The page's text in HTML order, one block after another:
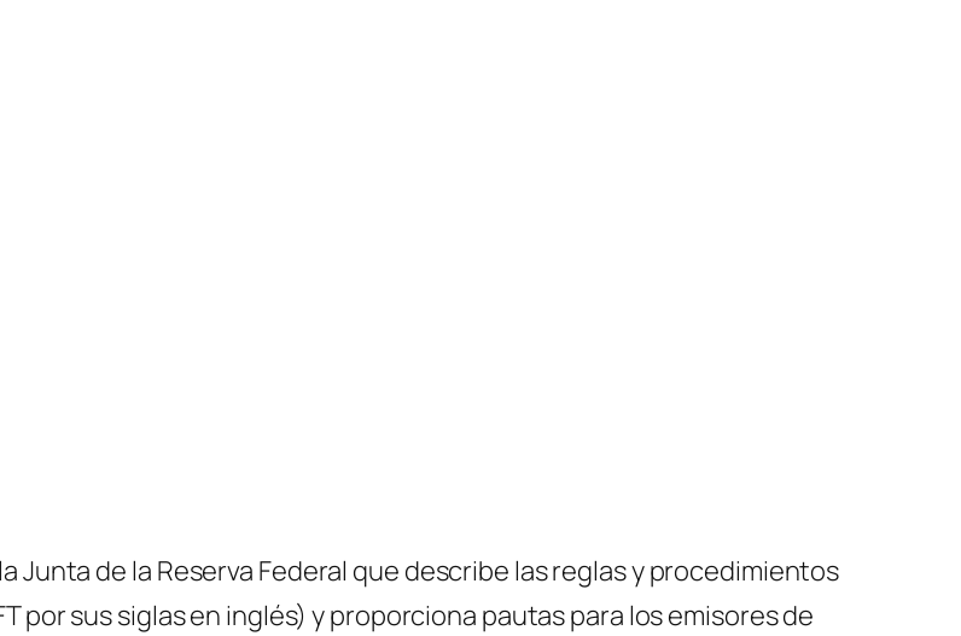
Junta de la Reserva Federal que describe las reglas y procedimientos
por sus siglas en inglés) y proporciona pautas para los emisores de